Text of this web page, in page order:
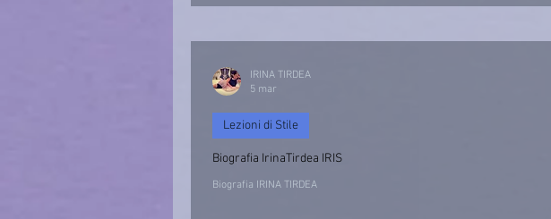
Biografia IrinaTirdea IRIS
Biografia IRINA TIRDEA
Lezioni di Stile
IRINA TIRDEA
5 mar